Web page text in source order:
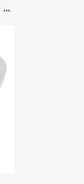
Cuvette WC Bastia à sortie horizontale - GEBERIT